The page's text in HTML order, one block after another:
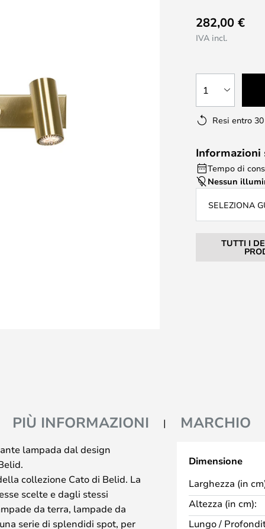
282,00 €
IVA incl.
1
Resi entro
Informazioni
Tempo di
Nessun
SELEZIONA
TUTTI I
PIÙ INFORMAZIONI MARCHIO
lampada dal design
collezione Cato di Belid. La
scelte e dagli stessi
da terra, lampade da
serie di splendidi spot, per
Dimensione
Larghezza (in
Altezza (in cm):
Lungo /